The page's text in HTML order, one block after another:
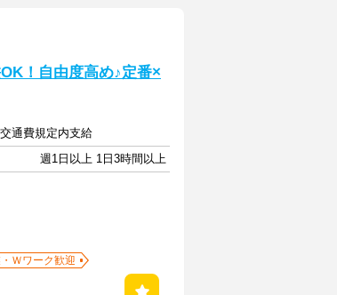
！自由度高め♪定番×
通費規定内支給
週1日以上 1日3時間以上
Ｗワーク歓迎